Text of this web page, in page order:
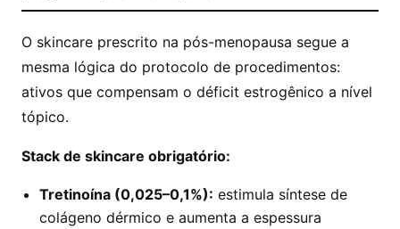
O skincare prescrito na pós-menopausa segue a
mesma lógica do protocolo de procedimentos:
ativos que compensam o déficit estrogênico a nível
tópico.
Stack de skincare obrigatório:
Tretinoína (0,025–0,1%): estimula síntese de
colágeno dérmico e aumenta a espessura